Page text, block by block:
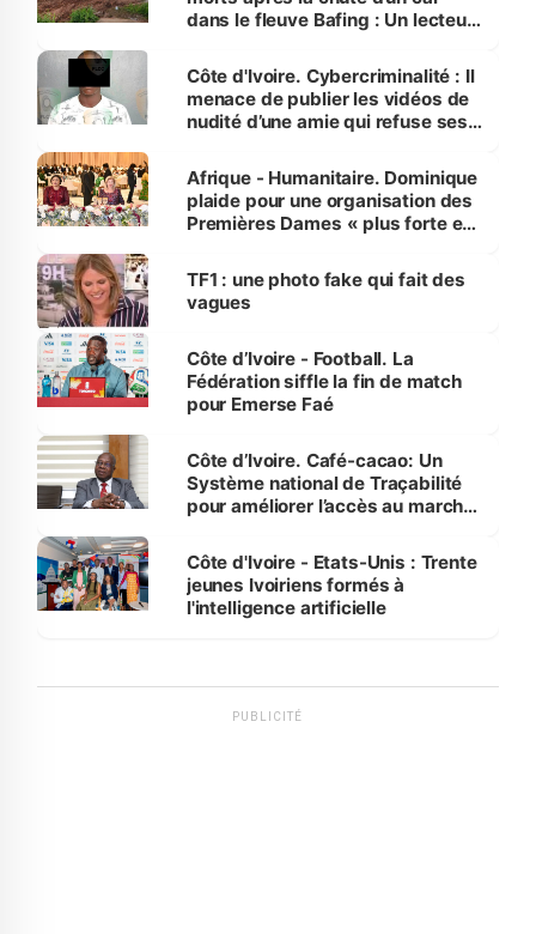
dans le fleuve Bafing : Un lecteur
des Transports
Côte d'Ivoire. Cybercriminalité : Il
menace de publier les vidéos de
nudité d’une amie qui refuse ses
Afrique - Humanitaire. Dominique
plaide pour une organisation des
Premières Dames « plus forte et
sur la scène internationale »
TF1 : une photo fake qui fait des
vagues
Côte d’Ivoire - Football. La
Fédération siffle la fin de match
pour Emerse Faé
Côte d’Ivoire. Café-cacao: Un
Système national de Traçabilité
pour améliorer l’accès au marché
Côte d'Ivoire - Etats-Unis : Trente
jeunes Ivoiriens formés à
l'intelligence artificielle
PUBLICITÉ